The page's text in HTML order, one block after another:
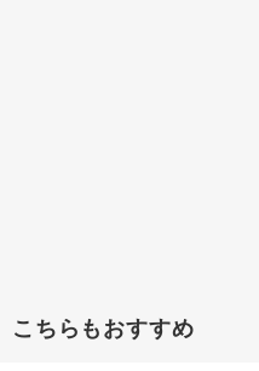
こちらもおすすめ